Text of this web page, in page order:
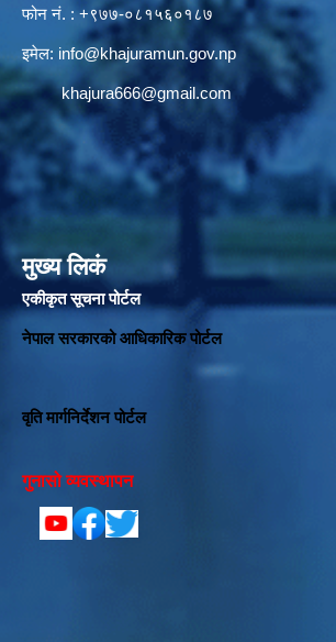
फोन नं. : +९७७-०८१५६०१८७
इमेल: info@khajuramun.gov.np
khajura666@gmail.com
मुख्य लिकं
एकीकृत सूचना पोर्टल
नेपाल सरकारको आधिकारिक पोर्टल
वृति मार्गनिर्देशन पोर्टल
गुनासो व्यवस्थापन